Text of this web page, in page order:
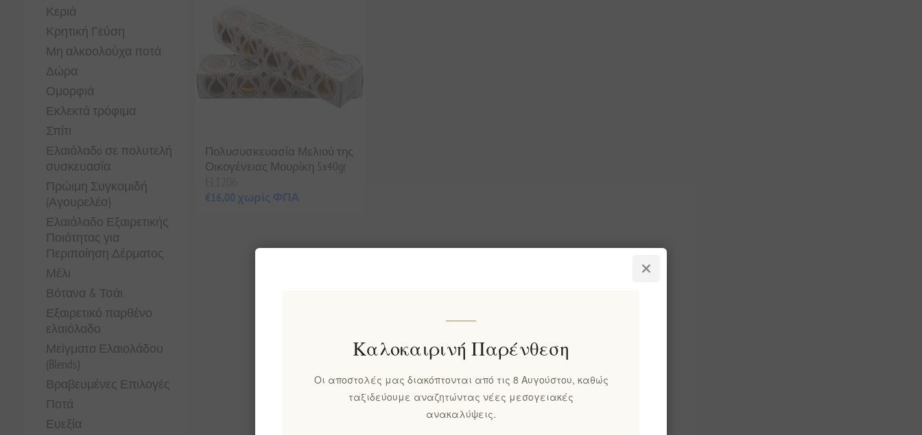
Κεριά
Κρητική Γεύση
Μη αλκοολούχα ποτά
Δώρα
Ομορφιά
Εκλεκτά τρόφιμα
Σπίτι
Ελαιόλαδo σε πολυτελή
συσκευασία
Πρώιμη Συγκομιδή
(Αγουρελέο)
Ελαιόλαδο Εξαιρετικής
Ποιότητας για
Περιποίηση Δέρματος
Μέλι
Βότανα & Τσάι
Εξαιρετικό παρθένο
ελαιόλαδο
Μείγματα Ελαιολάδου
(Blends)
Βραβευμένες Επιλογές
Ποτά
Ευεξία
Πολυσυσκευασία Μελιού της
Οικογένειας Μουρίκη 5x40gr
€16,00 χωρίς ΦΠΑ
Καλοκαιρινή Παρένθεση
Οι αποστολές μας διακόπτονται από τις 8 Αυγούστου, καθώς
ταξιδεύουμε αναζητώντας νέες μεσογειακές
ανακαλύψεις.